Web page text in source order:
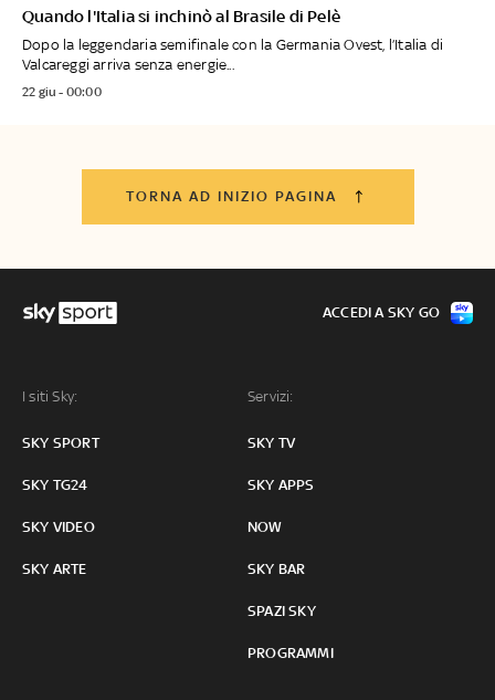
Quando l'Italia si inchinò al Brasile di Pelè
Dopo la leggendaria semifinale con la Germania Ovest, l’Italia di
Valcareggi arriva senza energie...
22 giu - 00:00
TORNA AD INIZIO PAGINA
I siti Sky:
SKY SPORT
SKY TG24
SKY VIDEO
SKY ARTE
Servizi:
SKY TV
SKY APPS
NOW
SKY BAR
SPAZI SKY
PROGRAMMI
ACCEDI A SKY GO